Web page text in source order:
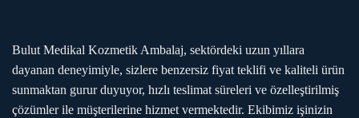
Bulut Medikal Kozmetik Ambalaj, sektördeki uzun yıllara
dayanan deneyimiyle, sizlere benzersiz fiyat teklifi ve kaliteli ürün
sunmaktan gurur duyuyor, hızlı teslimat süreleri ve özelleştirilmiş
çözümler ile müşterilerine hizmet vermektedir. Ekibimiz işinizin